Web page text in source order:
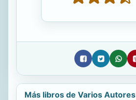
Más libros de Varios Autores